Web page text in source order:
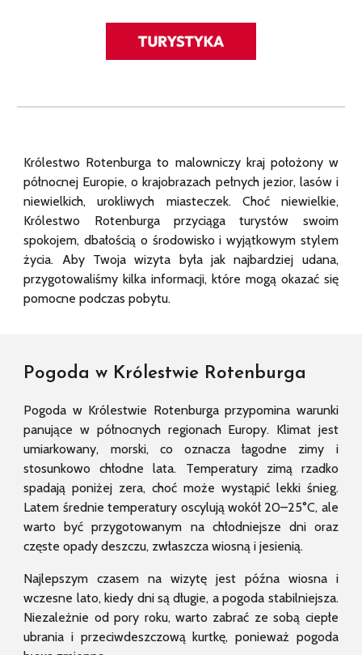
Królestwo Rotenburga to malowniczy kraj położony w
północnej Europie, o krajobrazach pełnych jezior, lasów i
niewielkich, urokliwych miasteczek. Choć niewielkie,
Królestwo Rotenburga przyciąga turystów swoim
spokojem, dbałością o środowisko i wyjątkowym stylem
życia. Aby Twoja wizyta była jak najbardziej udana,
przygotowaliśmy kilka informacji, które mogą okazać się
pomocne podczas pobytu.
Pogoda w Królestwie Rotenburga
Pogoda w Królestwie Rotenburga przypomina warunki
panujące w północnych regionach Europy. Klimat jest
umiarkowany, morski, co oznacza łagodne zimy i
stosunkowo chłodne lata. Temperatury zimą rzadko
spadają poniżej zera, choć może wystąpić lekki śnieg.
Latem średnie temperatury oscylują wokół 20–25°C, ale
warto być przygotowanym na chłodniejsze dni oraz
częste opady deszczu, zwłaszcza wiosną i jesienią.
Najlepszym czasem na wizytę jest późna wiosna i
wczesne lato, kiedy dni są długie, a pogoda stabilniejsza.
Niezależnie od pory roku, warto zabrać ze sobą ciepłe
ubrania i przeciwdeszczową kurtkę, ponieważ pogoda